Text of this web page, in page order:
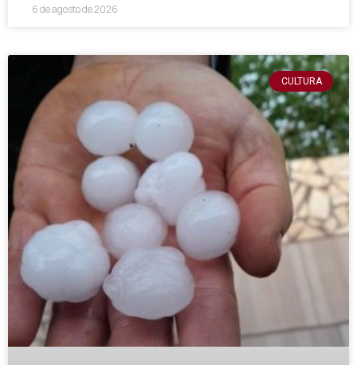
6 de agosto de 2026
CULTURA